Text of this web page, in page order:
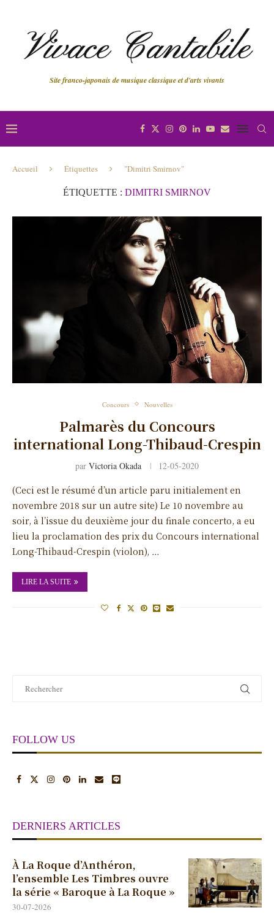
Site franco-japonais de musique classique et d'arts vivants
Accueil Étiquettes "Dimitri Smirnov"
ÉTIQUETTE : DIMITRI SMIRNOV
Concours Nouvelles
Palmarès du Concours
international Long-Thibaud-Crespin
par Victoria Okada 12-05-2020
(Ceci est le résumé d’un article paru initialement en
novembre 2018 sur un autre site) Le 10 novembre au
soir, à l’issue du deuxième jour du finale concerto, a eu
lieu la proclamation des prix du Concours international
Long-Thibaud-Crespin (violon), …
LIRE LA SUITE
FOLLOW US
DERNIERS ARTICLES
À La Roque d’Anthéron,
l’ensemble Les Timbres ouvre
la série « Baroque à La Roque »
30-07-2026